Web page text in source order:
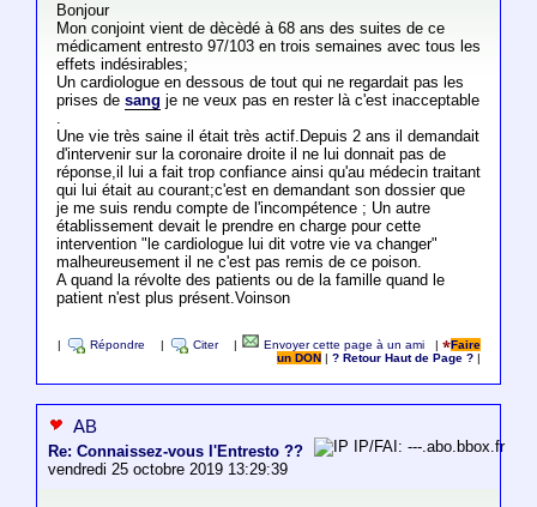
Bonjour
Mon conjoint vient de dècèdé à 68 ans des suites de ce
médicament entresto 97/103 en trois semaines avec tous les
effets indésirables;
Un cardiologue en dessous de tout qui ne regardait pas les
prises de sang je ne veux pas en rester là c'est inacceptable
.
Une vie très saine il était très actif.Depuis 2 ans il demandait
d'intervenir sur la coronaire droite il ne lui donnait pas de
réponse,il lui a fait trop confiance ainsi qu'au médecin traitant
qui lui était au courant;c'est en demandant son dossier que
je me suis rendu compte de l'incompétence ; Un autre
établissement devait le prendre en charge pour cette
intervention "le cardiologue lui dit votre vie va changer"
malheureusement il ne c'est pas remis de ce poison.
A quand la révolte des patients ou de la famille quand le
patient n'est plus présent.Voinson
Répondre Citer Envoyer cette page à un ami |
Faire
un DON
|? Retour Haut de Page ?
AB
Re: Connaissez-vous l'Entresto ??
vendredi 25 octobre 2019 13:29:39
IP/FAI: ---.abo.bbox.fr